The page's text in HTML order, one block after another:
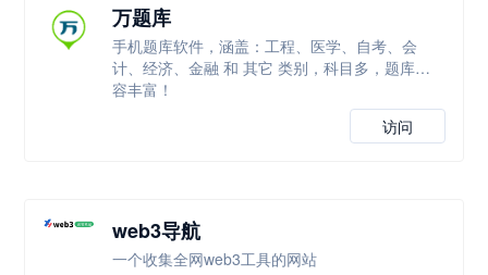
万题库
手机题库软件，涵盖：工程、医学、自考、会
计、经济、金融 和 其它 类别，科目多，题库内
容丰富！
访问
web3导航
一个收集全网web3工具的网站